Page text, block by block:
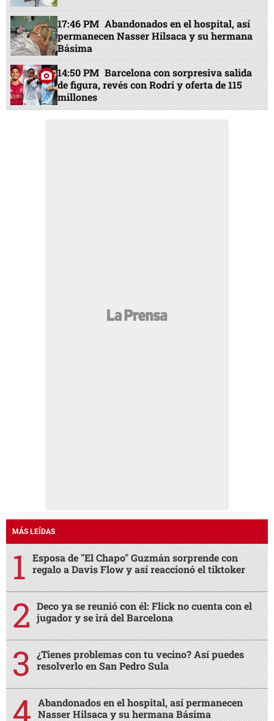
17:46 PM Abandonados en el hospital, así
permanecen Nasser Hilsaca y su hermana
Básima
14:50 PM Barcelona con sorpresiva salida
de figura, revés con Rodri y oferta de 115
millones
MÁS LEÍDAS
Esposa de "El Chapo" Guzmán sorprende con
regalo a Davis Flow y así reaccionó el tiktoker
Deco ya se reunió con él: Flick no cuenta con el
jugador y se irá del Barcelona
¿Tienes problemas con tu vecino? Así puedes
resolverlo en San Pedro Sula
Abandonados en el hospital, así permanecen
Nasser Hilsaca y su hermana Básima